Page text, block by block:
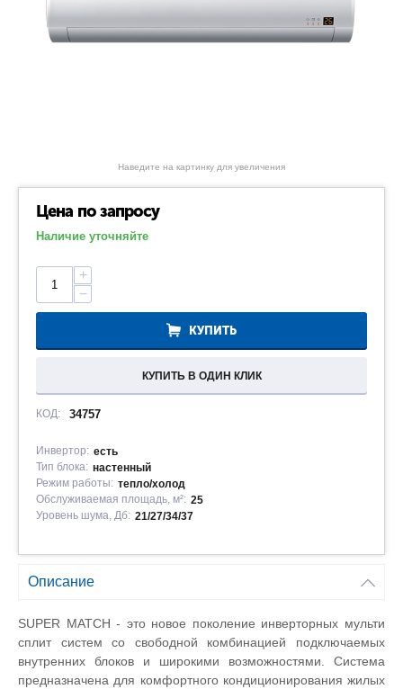
Наведите на картинку для увеличения
Цена по запросу
Наличие уточняйте
+
−
КУПИТЬ
КУПИТЬ В ОДИН КЛИК
КОД: 34757
Инвертор: есть
Тип блока: настенный
Режим работы: тепло/холод
Обслуживаемая площадь, м²: 25
Уровень шума, Дб: 21/27/34/37
Описание
SUPER MATCH - это новое поколение инверторных мульти
сплит систем со свободной комбинацией подключаемых
внутренних блоков и широкими возможностями. Система
предназначена для комфортного кондиционирования жилых